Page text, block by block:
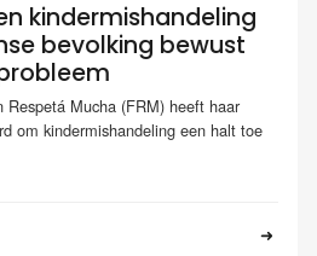
kindermishandeling
bevolking bewust
Respetá Mucha (FRM) heeft haar
om kindermishandeling een halt toe